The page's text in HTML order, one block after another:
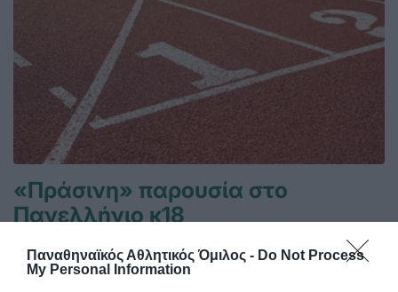
Παναθηναϊκός Αθλητικός Όμιλος - Do Not Process
My Personal Information
«Πράσινη» παρουσία στο
Πανελλήνιο κ18
Με δύο αθλητές εκπροσωπήθηκε ο Παναθηναϊκός στο
Πανελλήνιο πρωτάθλημα στίβου κ18 στην Πάτρα.